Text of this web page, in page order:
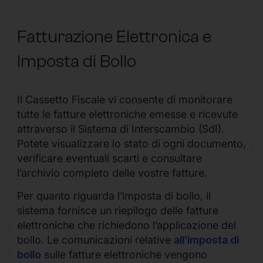
Fatturazione Elettronica e
Imposta di Bollo
Il Cassetto Fiscale vi consente di monitorare
tutte le fatture elettroniche emesse e ricevute
attraverso il Sistema di Interscambio (SdI).
Potete visualizzare lo stato di ogni documento,
verificare eventuali scarti e consultare
l’archivio completo delle vostre fatture.
Per quanto riguarda l’imposta di bollo, il
sistema fornisce un riepilogo delle fatture
elettroniche che richiedono l’applicazione del
bollo. Le comunicazioni relative all’imposta di
bollo sulle fatture elettroniche vengono